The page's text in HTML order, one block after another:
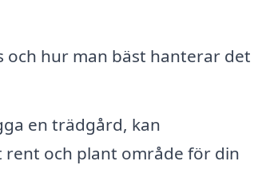
och hur man bäst hanterar det
en trädgård, kan
och plant område för din